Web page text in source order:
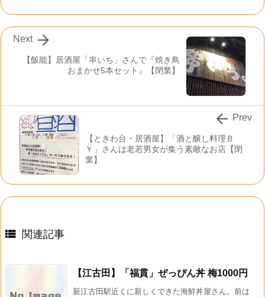
【飯能】居酒屋「串いち」さんで『焼き鳥
おまかせ5本セット』【閉業】

Next
【ときわ台・居酒屋】「酒と醸し料理Ｂ
Ｙ」さんは老若男女が集う素敵なお店【閉
業】
 Prev
 関連記事
【江古田】「福貫」ぜっぴん丼 梅1000円
新江古田駅近くに新しくできた海鮮丼屋さん。前は